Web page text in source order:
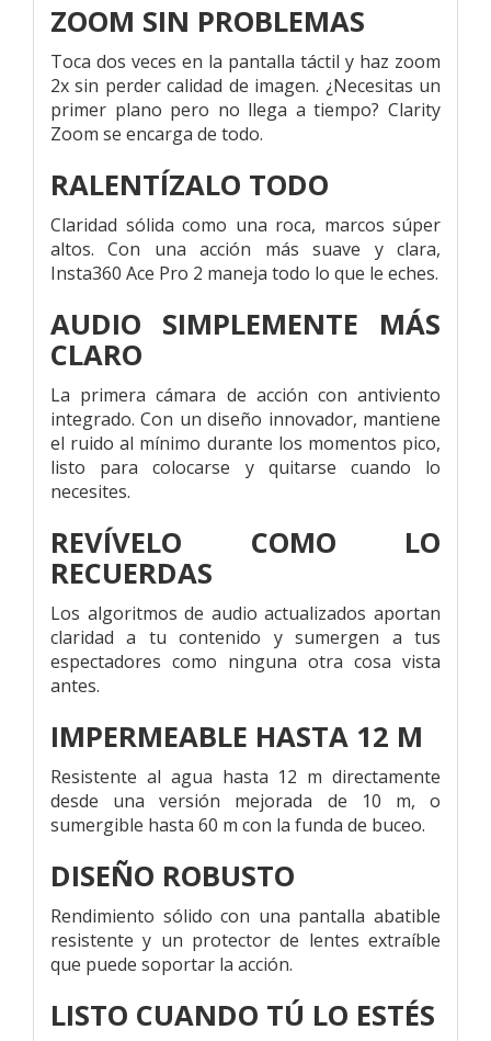
ZOOM SIN PROBLEMAS
Toca dos veces en la pantalla táctil y haz zoom
2x sin perder calidad de imagen. ¿Necesitas un
primer plano pero no llega a tiempo? Clarity
Zoom se encarga de todo.
RALENTÍZALO TODO
Claridad sólida como una roca, marcos súper
altos. Con una acción más suave y clara,
Insta360 Ace Pro 2 maneja todo lo que le eches.
AUDIO SIMPLEMENTE MÁS
CLARO
La primera cámara de acción con antiviento
integrado. Con un diseño innovador, mantiene
el ruido al mínimo durante los momentos pico,
listo para colocarse y quitarse cuando lo
necesites.
REVÍVELO COMO LO
RECUERDAS
Los algoritmos de audio actualizados aportan
claridad a tu contenido y sumergen a tus
espectadores como ninguna otra cosa vista
antes.
IMPERMEABLE HASTA 12 M
Resistente al agua hasta 12 m directamente
desde una versión mejorada de 10 m, o
sumergible hasta 60 m con la funda de buceo.
DISEÑO ROBUSTO
Rendimiento sólido con una pantalla abatible
resistente y un protector de lentes extraíble
que puede soportar la acción.
LISTO CUANDO TÚ LO ESTÉS